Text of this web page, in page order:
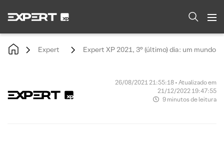
Expert Expert XP 2021, 3° (último) dia: um mundo
26/08/2021 21:55:18 • Atualizado em
21/12/2022 19:47:55
9 minutos de leitura